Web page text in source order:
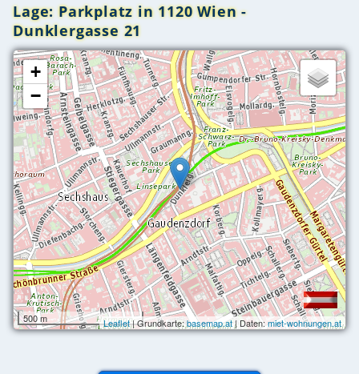
Lage: Parkplatz in 1120 Wien -
Dunklergasse 21
+
−
500 m Leaflet| Grundkarte:basemap.at| Daten:miet-wohnungen.at